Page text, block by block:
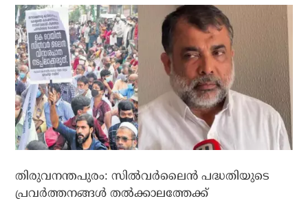
തിരുവനന്തപുരം: സില്‍വര്‍ലൈന്‍ പദ്ധതിയുടെ
പ്രവര്‍ത്തനങ്ങള്‍ തല്‍ക്കാലത്തേക്ക്